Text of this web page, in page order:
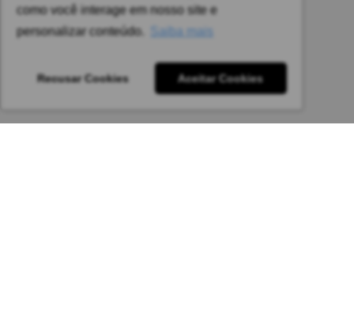
como você interage em nosso site e
personalizar conteúdo.
Saiba mais
Recusar Cookies Aceitar Cookies
Pedido mínimo: R$ 1.650,00 para todas as regiões.
Imagens meramente ilustrativas.